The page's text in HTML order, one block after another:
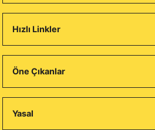
Hızlı Linkler
Öne Çıkanlar
Yasal